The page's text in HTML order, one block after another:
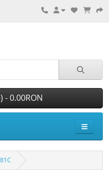
0.00RON